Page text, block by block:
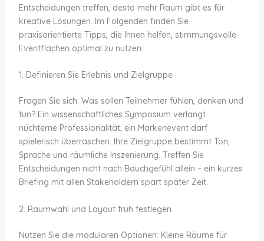
Entscheidungen treffen, desto mehr Raum gibt es für
kreative Lösungen. Im Folgenden finden Sie
praxisorientierte Tipps, die Ihnen helfen, stimmungsvolle
Eventflächen optimal zu nutzen.
1. Definieren Sie Erlebnis und Zielgruppe
Fragen Sie sich: Was sollen Teilnehmer fühlen, denken und
tun? Ein wissenschaftliches Symposium verlangt
nüchterne Professionalität; ein Markenevent darf
spielerisch überraschen. Ihre Zielgruppe bestimmt Ton,
Sprache und räumliche Inszenierung. Treffen Sie
Entscheidungen nicht nach Bauchgefühl allein – ein kurzes
Briefing mit allen Stakeholdern spart später Zeit.
2. Raumwahl und Layout früh festlegen
Nutzen Sie die modularen Optionen: Kleine Räume für